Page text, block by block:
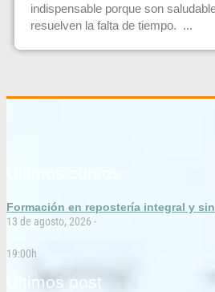
indispensable porque son
resuelven la falta de tiempo. ...
Formación en repostería integral y
13 de agosto, 2026 -
19:00h
Últimos post